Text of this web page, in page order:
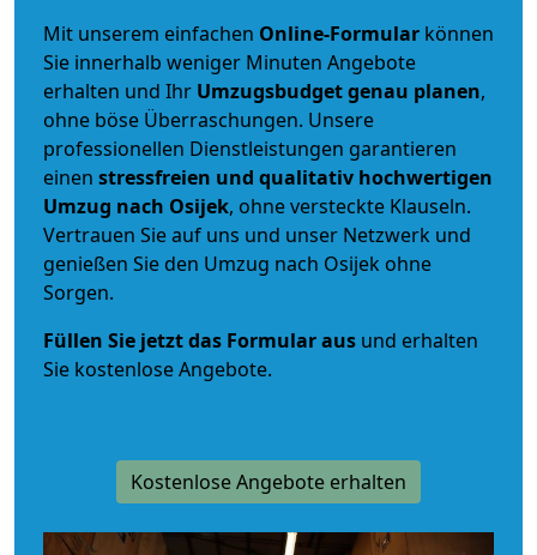
Mit unserem einfachen Online-Formular können
Sie innerhalb weniger Minuten Angebote
erhalten und Ihr Umzugsbudgetgenau planen,
ohne böse Überraschungen. Unsere
professionellen Dienstleistungen garantieren
einen stressfreien und qualitativ hochwertigen
Umzug nach Osijek, ohne versteckte Klauseln.
Vertrauen Sie auf uns und unser Netzwerk und
genießen Sie den Umzug nach Osijek ohne
Sorgen.
Füllen Sie jetzt das Formular aus und erhalten
Sie kostenlose Angebote.
Kostenlose Angebote erhalten